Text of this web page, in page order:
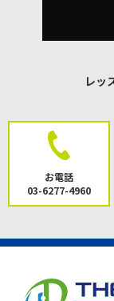
レッ
お電話
03-6277-4960